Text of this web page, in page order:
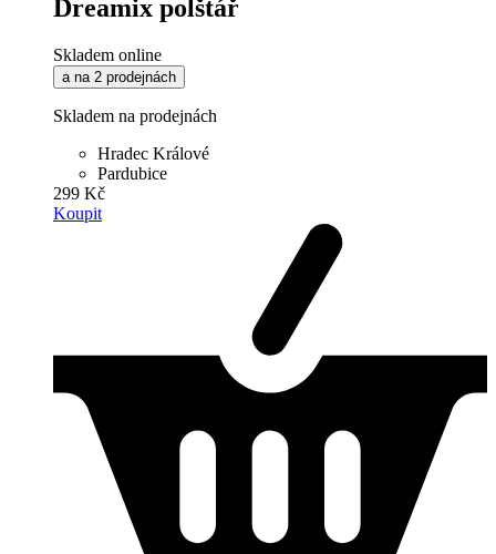
Dreamix polštář
Skladem online
a na 2 prodejnách
Skladem na prodejnách
Hradec Králové
Pardubice
299 Kč
Koupit